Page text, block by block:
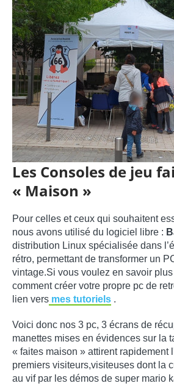
Les Consoles de jeu
« Maison »
Pour celles et ceux qui souhaitent
nous avons utilisé du logiciel libre :
distribution Linux spécialisée dans
rétro, permettant de transformer un
vintage.Si vous voulez en savoir
comment créer votre propre pc de
lien vers mes tutoriels .
Voici donc nos 3 pc, 3 écrans de
manettes mises en évidences sur la
« faites maison » attirent rapidement
premiers visiteurs,visiteuses dont la
au vif par les démos de super mario